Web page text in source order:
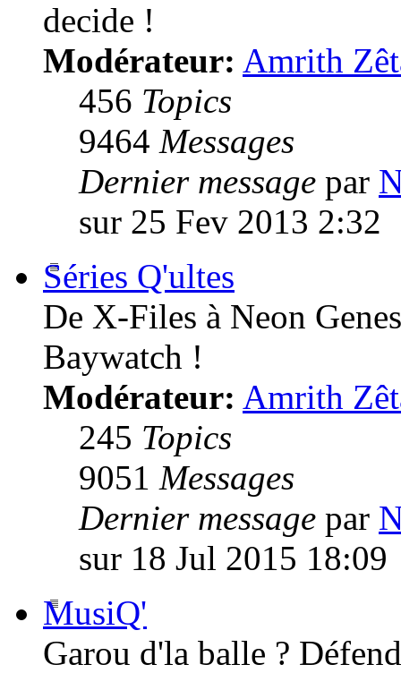
decide !
Modérateur: Amrith
456 Topics
9464 Messages
Dernier message par
sur 25 Fev 2013 2:32
Séries Q'ultes
De X-Files à Neon
Baywatch !
Modérateur: Amrith
245 Topics
9051 Messages
Dernier message par
sur 18 Jul 2015 18:09
MusiQ'
Garou d'la balle ?